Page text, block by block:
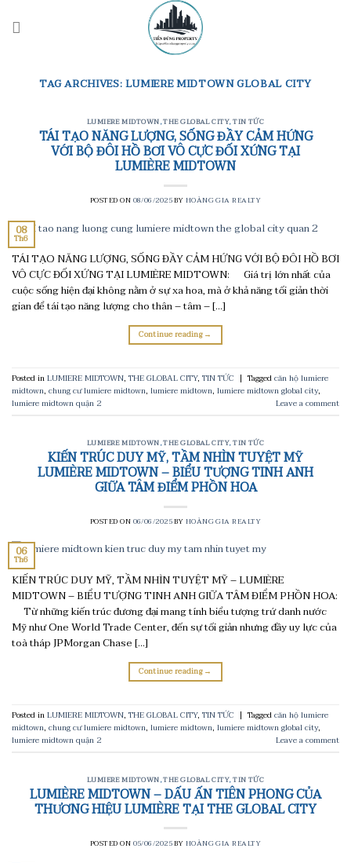
content
TAG ARCHIVES:LUMIERE MIDTOWN GLOBAL CITY
LUMIERE MIDTOWN,THE GLOBAL CITY,TIN TỨC
TÁI TẠO NĂNG LƯỢNG, SỐNG ĐẦY CẢM HỨNG
VỚI BỘ ĐÔI HỒ BƠI VÔ CỰC ĐỐI XỨNG TẠI
LUMIÈRE MIDTOWN
POSTED ON08/06/2025BYHOÀNG GIA REALTY
08
Th6
TÁI TẠO NĂNG LƯỢNG, SỐNG ĐẦY CẢM HỨNG VỚI BỘ ĐÔI HỒ BƠI
VÔ CỰC ĐỐI XỨNG TẠI LUMIÈRE MIDTOWN: Giá trị lớn nhất của
cuộc sống hiện đại không nằm ở sự xa hoa, mà ở khả năng tối giản thời
gian để tái tạo năng lượng cho thân – tâm – […]
Continue reading→
Posted inLUMIERE MIDTOWN, THE GLOBAL CITY, TIN TỨC | Taggedcăn hộ lumiere
midtown, chung cư lumiere midtown, lumiere midtown, lumiere midtown global city,
lumiere midtown quận 2
Leave a comment
LUMIERE MIDTOWN,THE GLOBAL CITY,TIN TỨC
KIẾN TRÚC DUY MỸ, TẦM NHÌN TUYỆT MỸ
LUMIÈRE MIDTOWN – BIỂU TƯỢNG TINH ANH
GIỮA TÂM ĐIỂM PHỒN HOA
POSTED ON06/06/2025BYHOÀNG GIA REALTY
06
Th6
KIẾN TRÚC DUY MỸ, TẦM NHÌN TUYỆT MỸ – LUMIÈRE
MIDTOWN – BIỂU TƯỢNG TINH ANH GIỮA TÂM ĐIỂM PHỒN HOA:
Từ những kiến trúc đương đại mang tính biểu tượng trứ danh nước
Mỹ như One World Trade Center, đến sự tối giản nhưng đầy uy lực của
toà tháp JPMorgan Chase […]
Continue reading→
Posted inLUMIERE MIDTOWN, THE GLOBAL CITY, TIN TỨC | Taggedcăn hộ lumiere
midtown, chung cư lumiere midtown, lumiere midtown, lumiere midtown global city,
lumiere midtown quận 2
Leave a comment
LUMIERE MIDTOWN,THE GLOBAL CITY,TIN TỨC
LUMIÈRE MIDTOWN – DẤU ẤN TIÊN PHONG CỦA
THƯƠNG HIỆU LUMIÈRE TẠI THE GLOBAL CITY
POSTED ON05/06/2025BYHOÀNG GIA REALTY